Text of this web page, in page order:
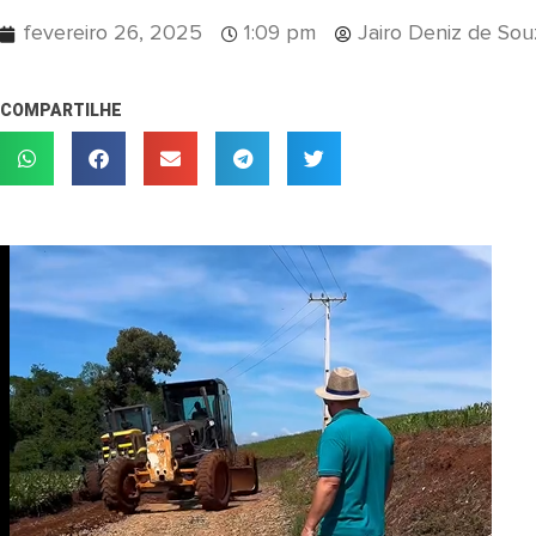
fevereiro 26, 2025 1:09 pm Jairo Deniz de
COMPARTILHE